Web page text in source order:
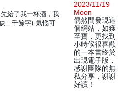
給了我一杯酒，我
二千餘字) 氣惱可
2023/11/19
Moon
偶然間發現這
個網站，如獲
至寶，更找到
小時候很喜歡
的一本書終於
出現電子版，
感謝團隊的無
私分享，謝謝
好讀！